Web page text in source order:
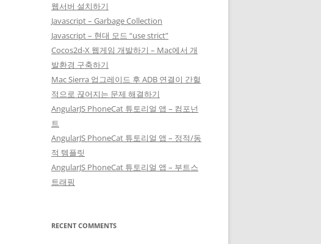
웹서버 설치하기
Javascript – Garbage Collection
Javascript – 현대 모드 “use strict”
Cocos2d-X 웹게임 개발하기 – Mac에서 개
발환경 구축하기
Mac Sierra 업그레이드 후 ADB 연결이 간헐
적으로 끊어지는 문제 해결하기
AngularJS PhoneCat 튜토리얼 앱 – 컴포넌
트
AngularJS PhoneCat 튜토리얼 앱 – 정적/동
적 템플릿
AngularJS PhoneCat 튜토리얼 앱 – 부트스
트래핑
RECENT COMMENTS